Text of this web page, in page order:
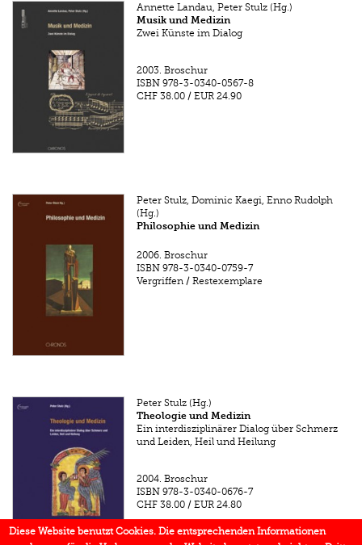
Annette Landau, Peter Stulz (Hg.)
Musik und Medizin
Zwei Künste im Dialog
2003. Broschur
ISBN 978-3-0340-0567-8
CHF 38.00 /EUR 24.90
Peter Stulz, Dominic Kaegi, Enno Rudolph
(Hg.)
Philosophie und Medizin
2006. Broschur
ISBN 978-3-0340-0759-7
Vergriffen / Restexemplare
Peter Stulz (Hg.)
Theologie und Medizin
Ein interdisziplinärer Dialog über Schmerz
und Leiden, Heil und Heilung
2004. Broschur
ISBN 978-3-0340-0676-7
CHF 38.00 /EUR 24.80
Diese Website benutzt Cookies. Die entsprechenden Informationen